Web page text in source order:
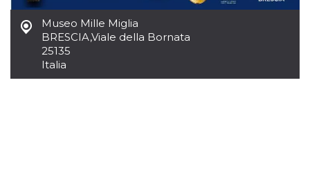
Museo Mille Miglia
BRESCIA,Viale della Bornata
25135
Italia